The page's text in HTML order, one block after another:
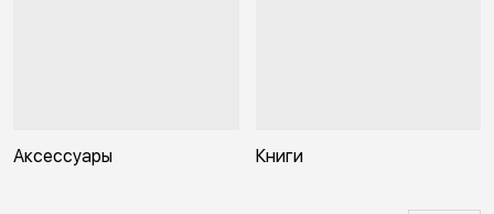
Аксессуары Книги